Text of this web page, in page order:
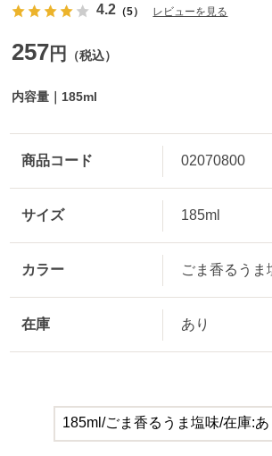
4.2 （5） レビューを見る
内容量｜185ml
257円 （税込）
商品コード 02070800
サイズ 185ml
カラー ごま香るうま
在庫 あり